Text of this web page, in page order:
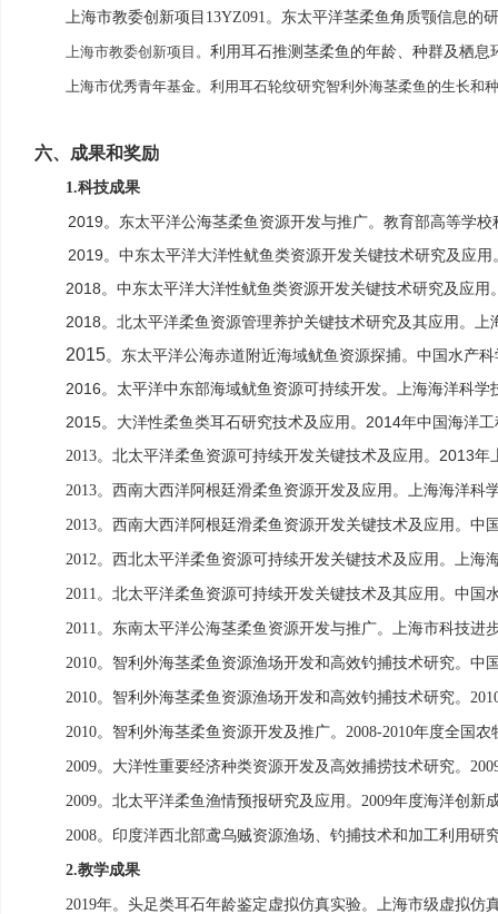
上海市教委创新项目 13YZ091 。东太平洋茎柔鱼角质颚信息的
上海市教委创新项目。 利用耳石推测茎柔鱼的年龄、种群及栖息
上海市优秀青年基金。利用耳石轮纹研究智利外海茎柔鱼的生长和
六、 成果和奖励
1.科技成果
2019。东太平洋公海茎柔鱼资源开发与推广。教育部高等学
2019。中东太平洋大洋性鱿鱼类资源开发关键技术研究及应
2018。中东太平洋大洋性鱿鱼类资源开发关键技术研究及应
2018。北太平洋柔鱼资源管理养护关键技术研究及其应用。
2015。东太平洋公海赤道附近海域鱿鱼资源探捕。中国水产
2016。太平洋中东部海域鱿鱼资源可持续开发。上海海洋科
2015。大洋性柔鱼类耳石研究技术及应用。 2014年中国海洋
2013。北太平洋柔鱼资源可持续开发关键技术及应用。 2013年
2013。西南大西洋阿根廷滑柔鱼资源开发及应用。上海海洋科
2013。西南大西洋阿根廷滑柔鱼资源开发关键技术及应用。中
2012 。西北太平洋柔鱼资源可持续开发关键技术及应用。上
2011 。北太平洋柔鱼资源可持续开发关键技术及其应用。中国
2011 。东南太平洋公海茎柔鱼资源开发与推广。上海市科技进
2010。智利外海茎柔鱼资源渔场开发和高效钓捕技术研究。中
2010。智利外海茎柔鱼资源渔场开发和高效钓捕技术研究。
2010。智利外海茎柔鱼资源开发及推广。 2008-2010年度全国农
2009。大洋性重要经济种类资源开发及高效捕捞技术研究。
2009。北太平洋柔鱼渔情预报研究及应用。 2009年度海洋创新
2008。印度洋西北部鸢乌贼资源渔场、钓捕技术和加工利用
2.教学成果
2019年。头足类耳石年龄鉴定虚拟仿真实验。上海市级虚拟仿